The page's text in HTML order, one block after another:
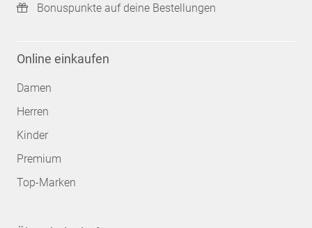
Bonuspunkte auf deine Bestellungen
Online einkaufen
Damen
Herren
Kinder
Premium
Top-Marken